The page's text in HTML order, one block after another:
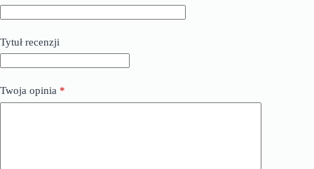
Tytuł recenzji
Twoja opinia *